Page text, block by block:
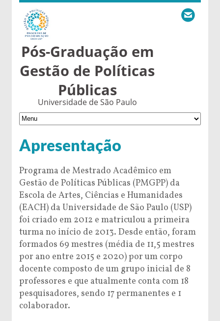
Pós-Graduação em
Gestão de Políticas
Públicas
Universidade de São Paulo
Apresentação
Programa de Mestrado Acadêmico em
Gestão de Políticas Públicas (PMGPP) da
Escola de Artes, Ciências e Humanidades
(EACH) da Universidade de São Paulo (USP)
foi criado em 2012 e matriculou a primeira
turma no início de 2013. Desde então, foram
formados 69 mestres (média de 11,5 mestres
por ano entre 2015 e 2020) por um corpo
docente composto de um grupo inicial de 8
professores e que atualmente conta com 18
pesquisadores, sendo 17 permanentes e 1
colaborador.